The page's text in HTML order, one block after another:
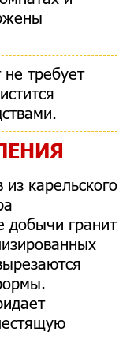
не требует
карельского
добычи гранит